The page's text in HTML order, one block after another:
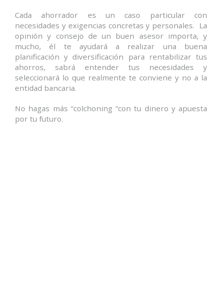
Cada ahorrador es un caso particular con
necesidades y exigencias concretas y personales. La
opinión y consejo de un buen asesor importa, y
mucho, él te ayudará a realizar una buena
planificación y diversificación para rentabilizar tus
ahorros, sabrá entender tus necesidades y
seleccionará lo que realmente te conviene y no a la
entidad bancaria.
No hagas más “colchoning “con tu dinero y apuesta
por tu futuro.